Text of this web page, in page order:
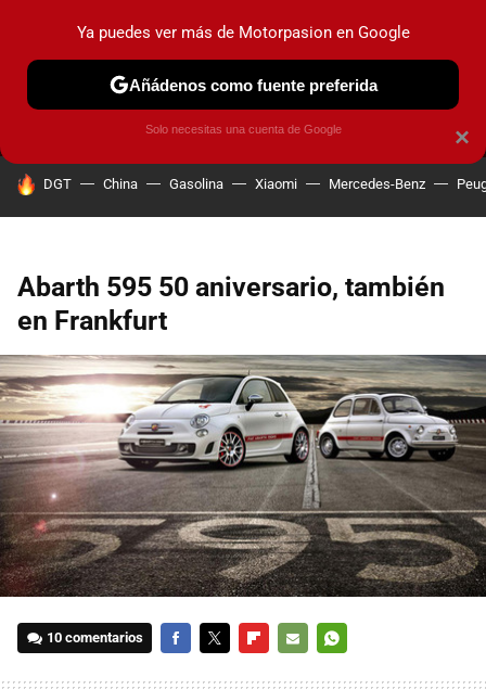
MENÚ NUEVO
COCHES ELÉCTRICOS OBSERVATORIO
HOY SE HABLA DE
DGT China Gasolina Xiaomi Mercedes-Benz
Abarth 595 50 aniversario, también
en Frankfurt
10 comentarios
×
Ya puedes ver más de Motorpasion en Google
Añádenos como fuente preferida
Solo necesitas una cuenta de Google